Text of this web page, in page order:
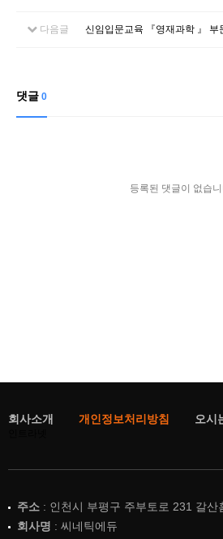
다음글
신임입문교육 『영재과학 』 부
댓글 0
등록된 댓글이 없습
회사소개 개인정보처리방침 오시
주소 : 인천시 부평구 주부토로 231 갈산
회사명 : 씨네틱에듀